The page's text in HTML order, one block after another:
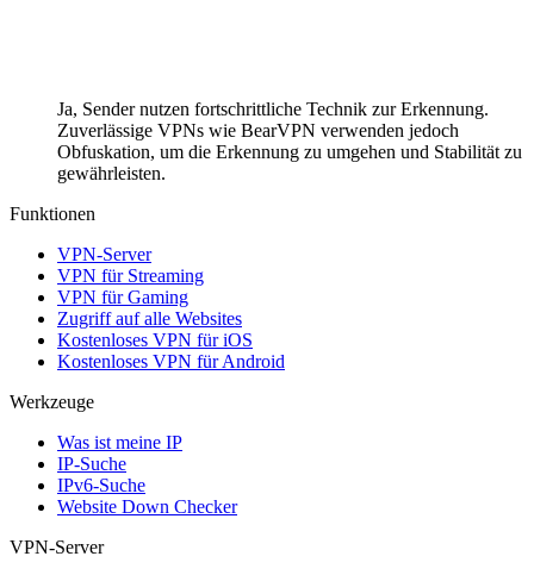
Ja, Sender nutzen fortschrittliche Technik zur Erkennung.
Zuverlässige VPNs wie BearVPN verwenden jedoch
Obfuskation, um die Erkennung zu umgehen und Stabilität zu
gewährleisten.
Funktionen
VPN-Server
VPN für Streaming
VPN für Gaming
Zugriff auf alle Websites
Kostenloses VPN für iOS
Kostenloses VPN für Android
Werkzeuge
Was ist meine IP
IP-Suche
IPv6-Suche
Website Down Checker
VPN-Server